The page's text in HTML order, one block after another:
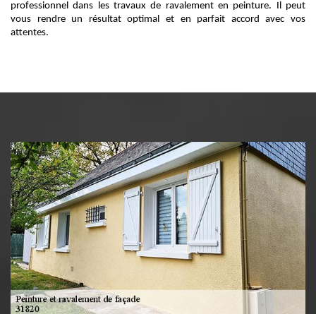
professionnel dans les travaux de ravalement en peinture. Il peut
vous rendre un résultat optimal et en parfait accord avec vos
attentes.